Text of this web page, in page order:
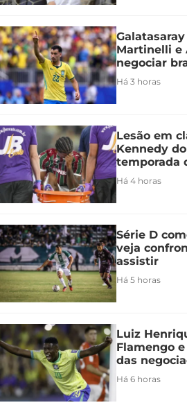
Martinelli e
negociar
Há 3 horas
Lesão em
Kennedy
temporada
Há 4 horas
Série D
veja
assistir
Há 5 horas
Luiz
Flamengo
das
Há 6 horas